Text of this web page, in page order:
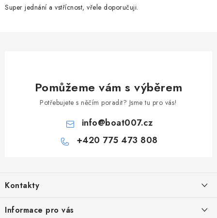
Super jednání a vstřícnost, vřele doporučuji.
Pomůžeme vám s výběrem
Potřebujete s něčím poradit? Jsme tu pro vás!
info@boat007.cz
+420 775 473 808
p
a
Kontakty
+420 775 473 808
Informace pro vás